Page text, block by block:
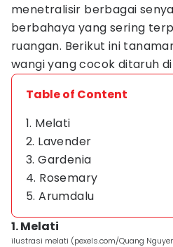
menetralisir berbagai
berbahaya yang sering
ruangan. Berikut ini
wangi yang cocok ditaruh
Table of Content
1. Melati
2. Lavender
3. Gardenia
4. Rosemary
5. Arumdalu
1. Melati
ilustrasi melati (pexels.com/Quang